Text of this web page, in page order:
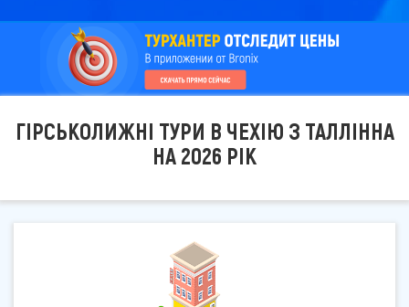
ГІРСЬКОЛИЖНІ ТУРИ В ЧЕХІЮ З ТАЛЛІННА
НА 2026 РІК